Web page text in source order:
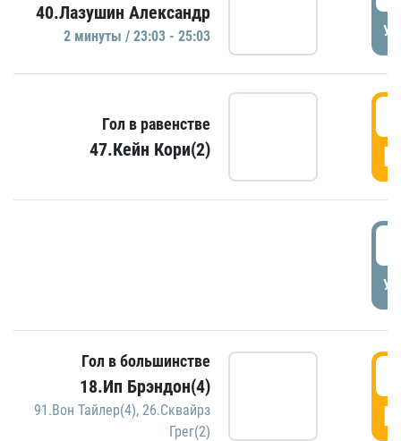
40.Лазушин Александр
2 минуты / 23:03 - 25:03
Гол в равенстве
47.Кейн Кори(2)
Гол в большинстве
18.Ип Брэндон(4)
91.Вон Тайлер(4), 26.Сквайрз
Грег(2)